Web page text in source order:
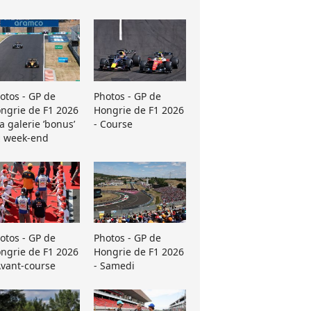
- GP de
de F1 2026
galerie ’bonus’
week-end
Photos - GP de
Hongrie de F1 2026
- Course
- GP de
de F1 2026
course
Photos - GP de
Hongrie de F1 2026
- Samedi